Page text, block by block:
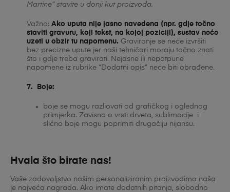
Martine” stavite u donji kut proizvoda.
Važno:Ako uputa nije jasno navedena (npr. gdje točno
staviti gravuru, koji tekst, na kojoj poziciji), sustav neće
uzeti u obzir tu napomenu. Graviranje se neće izvršiti
bez precizne upute jer naši tehničari moraju točno znati
što i gdje treba gravirati. Nejasne ili nepotpune
napomene iz rubrike “Dodatni opis” neće biti obrađene.
7. Boje:
boje se mogu razliovati od grafičkog i oglednog
primjerka. Zavisno o vrsti drveta, sublimacije i
slićno boje mogu poprimiti drugačiju nijansu.
Hvala što birate nas!
Vaše zadovoljstvo našim personaliziranim proizvodima naša
je najveća nagrada. Ako imate dodatnih pitanja, slobodno